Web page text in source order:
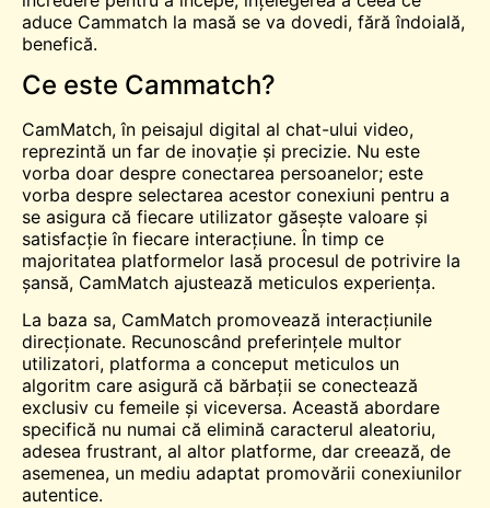
aduce Cammatch la masă se va dovedi, fără îndoială,
benefică.
Ce este Cammatch?
CamMatch, în peisajul digital al chat-ului video,
reprezintă un far de inovație și precizie. Nu este
vorba doar despre conectarea persoanelor; este
vorba despre selectarea acestor conexiuni pentru a
se asigura că fiecare utilizator găsește valoare și
satisfacție în fiecare interacțiune. În timp ce
majoritatea platformelor lasă procesul de potrivire la
șansă, CamMatch ajustează meticulos experiența.
La baza sa, CamMatch promovează interacțiunile
direcționate. Recunoscând preferințele multor
utilizatori, platforma a conceput meticulos un
algoritm care asigură că bărbații se conectează
exclusiv cu femeile și viceversa. Această abordare
specifică nu numai că elimină caracterul aleatoriu,
adesea frustrant, al altor platforme, dar creează, de
asemenea, un mediu adaptat promovării conexiunilor
autentice.